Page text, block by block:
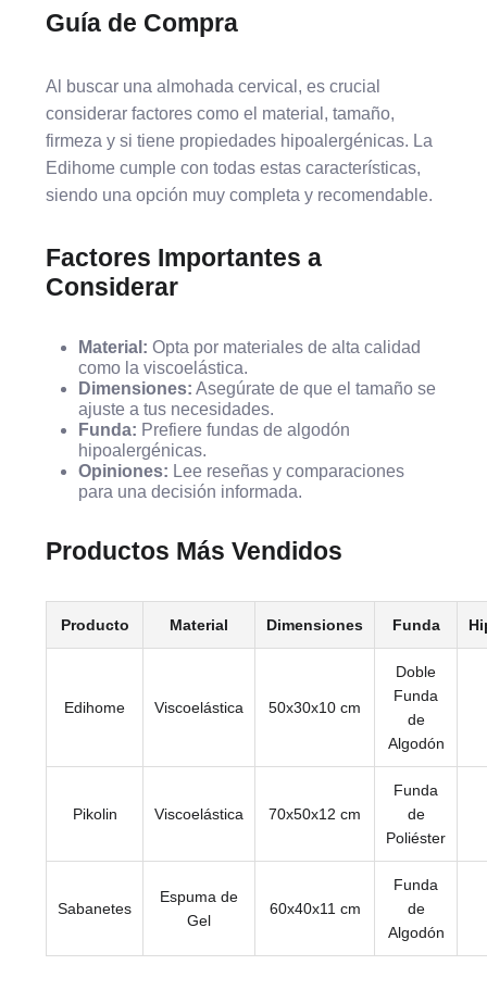
Guía de Compra
Al buscar una almohada cervical, es crucial
considerar factores como el material, tamaño,
firmeza y si tiene propiedades hipoalergénicas. La
Edihome cumple con todas estas características,
siendo una opción muy completa y recomendable.
Factores Importantes a
Considerar
Material: Opta por materiales de alta calidad
como la viscoelástica.
Dimensiones: Asegúrate de que el tamaño se
ajuste a tus necesidades.
Funda: Prefiere fundas de algodón
hipoalergénicas.
Opiniones: Lee reseñas y comparaciones
para una decisión informada.
Productos Más Vendidos
Producto Material Dimensiones Funda
Edihome Viscoelástica 50x30x10 cm
Doble
Funda
de
Algodón
Pikolin Viscoelástica 70x50x12 cm
Funda
de
Poliéster
Sabanetes
Espuma de
Gel
60x40x11 cm
Funda
de
Algodón